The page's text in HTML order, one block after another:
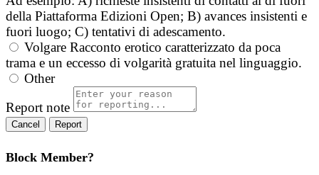
della Piattaforma Edizioni Open; B) avances insistenti e
fuori luogo; C) tentativi di adescamento.
Volgare Racconto erotico caratterizzato da poca
trama e un eccesso di volgarità gratuita nel linguaggio.
Other
Report note
Report
Block Member?